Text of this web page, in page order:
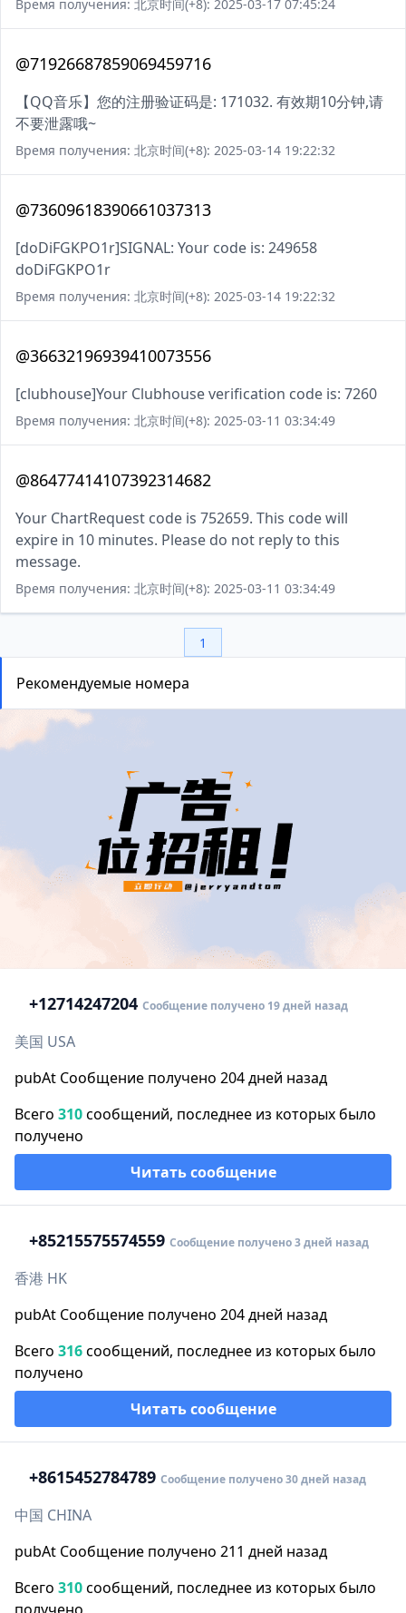
Время получения: 北京时间(+8): 2025-03-17 07:45:24
@71926687859069459716
【QQ音乐】您的注册验证码是: 171032. 有效期10分钟,请
不要泄露哦~
Время получения: 北京时间(+8): 2025-03-14 19:22:32
@73609618390661037313
[doDiFGKPO1r]SIGNAL: Your code is: 249658
doDiFGKPO1r
Время получения: 北京时间(+8): 2025-03-14 19:22:32
@36632196939410073556
[clubhouse]Your Clubhouse verification code is: 7260
Время получения: 北京时间(+8): 2025-03-11 03:34:49
@86477414107392314682
Your ChartRequest code is 752659. This code will
expire in 10 minutes. Please do not reply to this
message.
Время получения: 北京时间(+8): 2025-03-11 03:34:49
1
Рекомендуемые номера
+12714247204 Сообщение получено 19 дней назад
美国 USA
pubAt Сообщение получено 204 дней назад
Всего 310сообщений, последнее из которых было
получено
Читать сообщение
+85215575574559 Сообщение получено 3 дней назад
香港 HK
pubAt Сообщение получено 204 дней назад
Всего 316сообщений, последнее из которых было
получено
Читать сообщение
+8615452784789 Сообщение получено 30 дней назад
中国 CHINA
pubAt Сообщение получено 211 дней назад
Всего 310сообщений, последнее из которых было